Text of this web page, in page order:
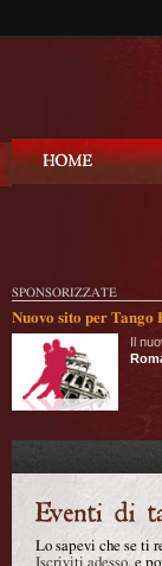
SPONSORIZZATE
Nuovo sito per Tango
Il
Lo sapevi che se ti